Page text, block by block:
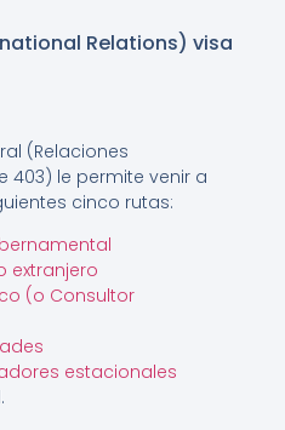
Relations) visa
(Relaciones
403) le permite venir a
cinco rutas:
extranjero
(o Consultor
estacionales